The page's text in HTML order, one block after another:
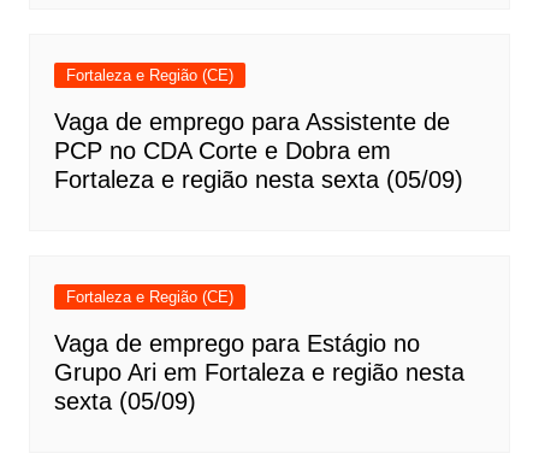
Fortaleza e Região (CE)
Vaga de emprego para Assistente de
PCP no CDA Corte e Dobra em
Fortaleza e região nesta sexta (05/09)
Fortaleza e Região (CE)
Vaga de emprego para Estágio no
Grupo Ari em Fortaleza e região nesta
sexta (05/09)